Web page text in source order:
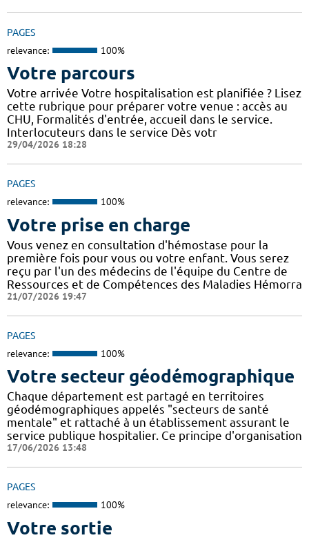
PAGES
relevance: 100%
Votre parcours
Votre arrivée Votre hospitalisation est planifiée ? Lisez
cette rubrique pour préparer votre venue : accès au
CHU, Formalités d'entrée, accueil dans le service.
Interlocuteurs dans le service Dès votr
29/04/2026 18:28
PAGES
relevance: 100%
Votre prise en charge
Vous venez en consultation d'hémostase pour la
première fois pour vous ou votre enfant. Vous serez
reçu par l'un des médecins de l'équipe du Centre de
Ressources et de Compétences des Maladies Hémorra
21/07/2026 19:47
PAGES
relevance: 100%
Votre secteur géodémographique
Chaque département est partagé en territoires
géodémographiques appelés "secteurs de santé
mentale" et rattaché à un établissement assurant le
service publique hospitalier. Ce principe d'organisation
17/06/2026 13:48
PAGES
relevance: 100%
Votre sortie